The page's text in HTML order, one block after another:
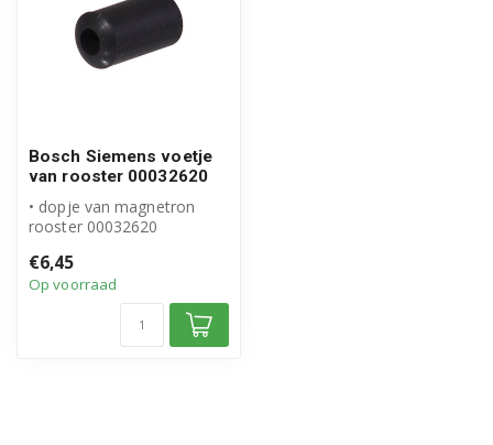
Bosch Siemens voetje
van rooster 00032620
• dopje van magnetron
rooster 00032620
product
• Inh...
€6,45
Op voorraad